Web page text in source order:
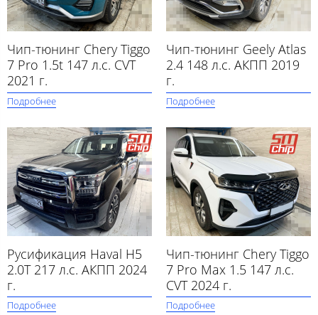
Чип-тюнинг Chery Tiggo
7 Pro 1.5t 147 л.с. CVT
2021 г.
Подробнее
Чип-тюнинг Geely Atlas
2.4 148 л.с. АКПП 2019
г.
Подробнее
Русификация Haval H5
2.0T 217 л.с. АКПП 2024
г.
Подробнее
Чип-тюнинг Chery Tiggo
7 Pro Max 1.5 147 л.с.
CVT 2024 г.
Подробнее